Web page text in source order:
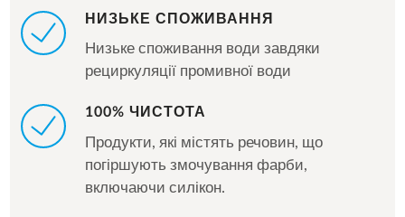
НИЗЬКЕ СПОЖИВАННЯ
Низьке споживання води завдяки
рециркуляції промивної води
100% ЧИСТОТА
Продукти, які містять речовин, що
погіршують змочування фарби,
включаючи силікон.